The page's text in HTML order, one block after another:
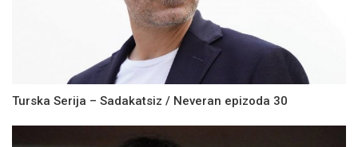
Turska Serija – Sadakatsiz / Neveran epizoda 30